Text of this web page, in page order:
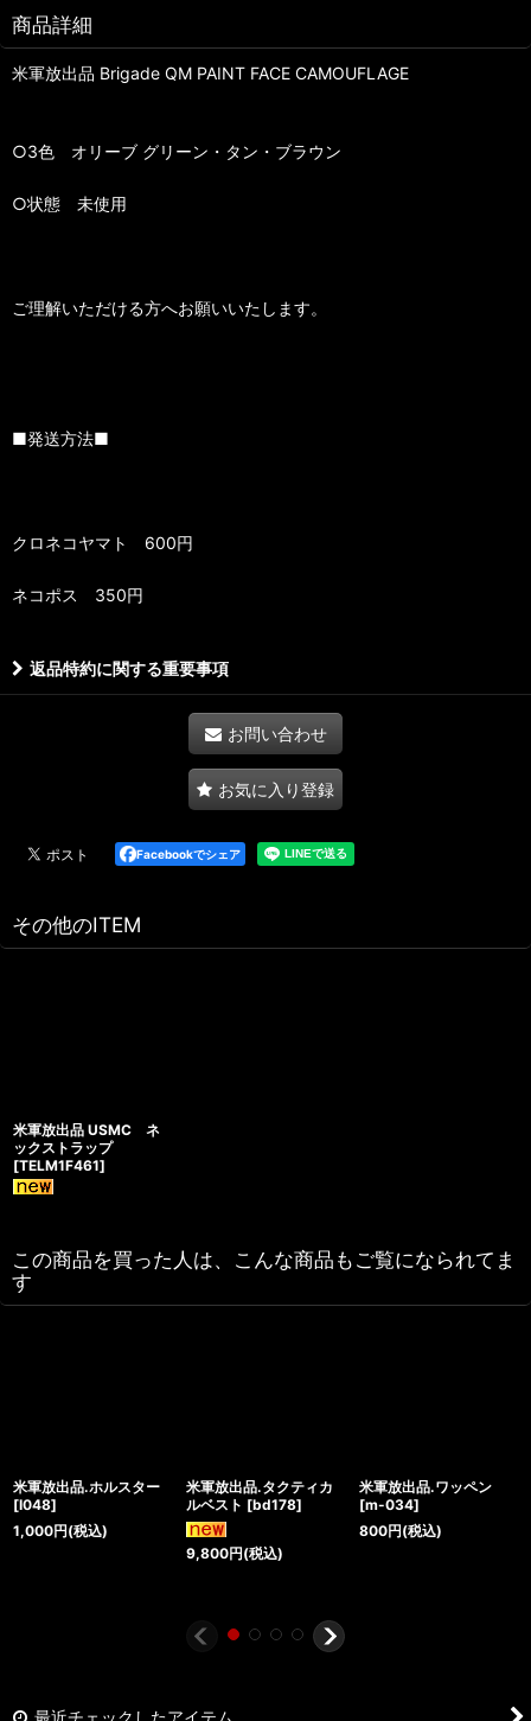
商品詳細
米軍放出品 Brigade QM PAINT FACE CAMOUFLAGE
○3色 オリーブ グリーン・タン・ブラウン
○状態 未使用
ご理解いただける方へお願いいたします。
■発送方法■
クロネコヤマト 600円
ネコポス 350円
返品特約に関する重要事項
お問い合わせ
お気に入り登録
Facebookでシェア
その他のITEM
米軍放出品 USMC ネ
ックストラップ
[TELM1F461]
この商品を買った人は、こんな商品もご覧になられてま
す
米軍放出品.ホルスター
[I048]
1,000円(税込)
米軍放出品.タクティカ
ルベスト [bd178]
9,800円(税込)
米軍放出品.ワッペン
[m-034]
800円(税込)
最近チェックしたアイテム